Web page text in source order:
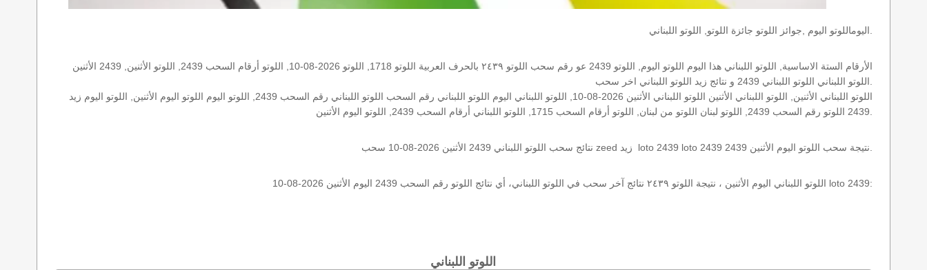
الأرقام الستة الاساسية, اللوتو اللبناني هذا اليوم اللوتو اليوم, اللوتو 2439 عو رقم سحب اللوتو ٢٤٣٩ بالحرف العربية اللوتو 1718, اللوتو 2026-08-10, اللوتو أرقام السحب 2439, اللوتو الأثنين, 2439 الأثنين
اللوتو اللبناني الأثنين, اللوتو اللبناني الأثنين اللوتو اللبناني الأثنين 2026-08-10, اللوتو اللبناني اليوم اللوتو اللبناني رقم السحب اللوتو اللبناني رقم السحب 2439, اللوتو اليوم اللوتو اليوم الأثنين, اللوتو اليوم زيد
اللوتو اللبناني اليوم الأثنين ، نتيجة اللوتو ٢٤٣٩ نتائج آخر سحب في اللوتو اللبناني، أي نتائج اللوتو رقم السحب 2439 اليوم الأثنين 2026-08-10 loto 2439:
اللوتو اللبناني